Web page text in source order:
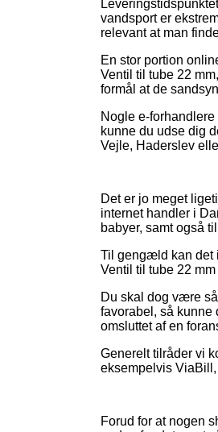
vandsport er
relevant at man
En stor portion
Ventil til tube 22
formål at de
Nogle e-
kunne du udse dig
Vejle, Haderslev
Det er jo meget
internet handler i
babyer, samt også
Til gengæld kan det
Ventil til tube 22
Du skal dog være
favorabel, så kunne
omsluttet af en
Generelt tilråder vi
eksempelvis
Forud for at nogen